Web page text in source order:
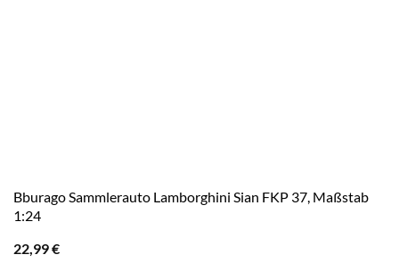
Bburago Sammlerauto Lamborghini Sian FKP 37, Maßstab
1:24
22,99€